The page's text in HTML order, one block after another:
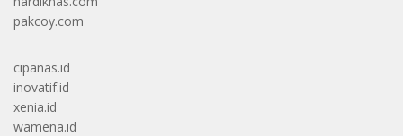
pakcoy.com
cipanas.id
inovatif.id
xenia.id
wamena.id